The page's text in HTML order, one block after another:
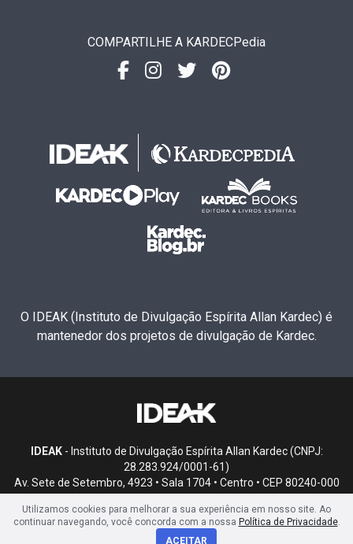
COMPARTILHE A KARDECPedia
O IDEAK (Instituto de Divulgação Espírita Allan Kardec) é
mantenedor dos projetos de divulgação de Kardec.
IDEAK- Instituto de Divulgação Espírita Allan Kardec (CNPJ:
28.283.924/0001-61)
Av. Sete de Setembro, 4923 • Sala 1704 • Centro • CEP 80240-000
Utilizamos cookies para melhorar a sua experiência em nosso site. Ao
continuar navegando, você concorda com a nossa Política de Privacidade.
ACEITAR